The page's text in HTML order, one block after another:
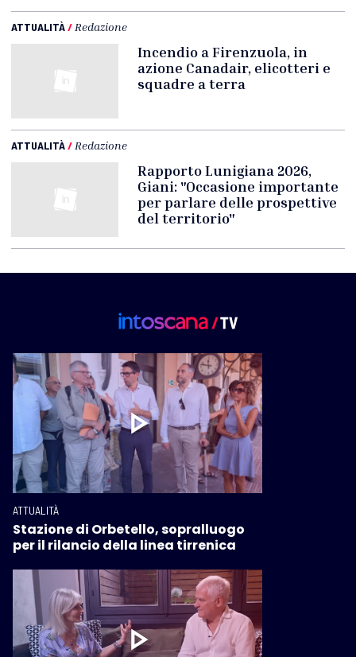
ATTUALITÀ/ Redazione
Incendio a Firenzuola, in
azione Canadair, elicotteri e
squadre a terra
ATTUALITÀ/ Redazione
Rapporto Lunigiana 2026,
Giani: "Occasione importante
per parlare delle prospettive
del territorio"
ATTUALITÀ
Stazione di Orbetello, sopralluogo
per il rilancio della linea tirrenica